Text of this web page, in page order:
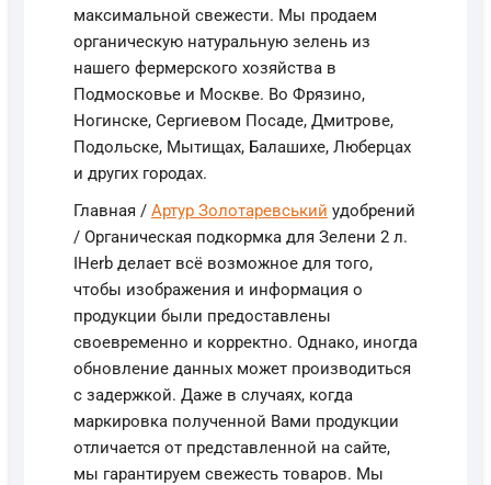
максимальной свежести. Мы продаем
органическую натуральную зелень из
нашего фермерского хозяйства в
Подмосковье и Москве. Во Фрязино,
Ногинске, Сергиевом Посаде, Дмитрове,
Подольске, Мытищах, Балашихе, Люберцах
и других городах.
Главная / Артур Золотаревський удобрений
/ Органическая подкормка для Зелени 2 л.
IHerb делает всё возможное для того,
чтобы изображения и информация о
продукции были предоставлены
своевременно и корректно. Однако, иногда
обновление данных может производиться
с задержкой. Даже в случаях, когда
маркировка полученной Вами продукции
отличается от представленной на сайте,
мы гарантируем свежесть товаров. Мы